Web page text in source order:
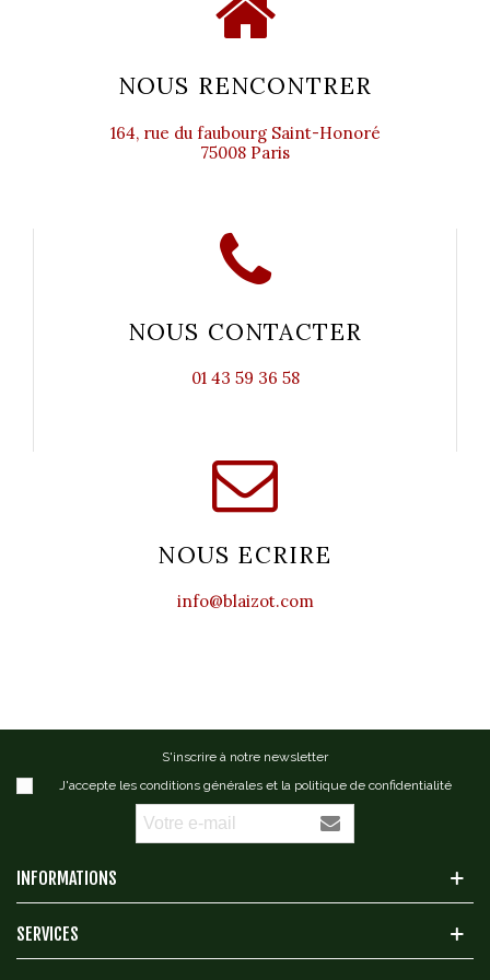
NOUS RENCONTRER
164, rue du faubourg Saint-Honoré
75008 Paris
NOUS CONTACTER
01 43 59 36 58
NOUS ECRIRE
info@blaizot.com
S'inscrire à notre newsletter
J'accepte les conditions générales et la politique de confidentialité
INFORMATIONS
SERVICES